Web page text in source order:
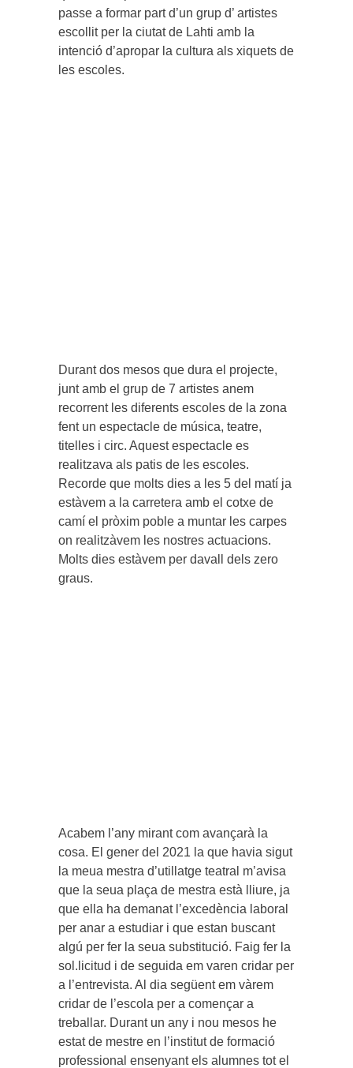
passe a formar part d’un grup d’ artistes
escollit per la ciutat de Lahti amb la
intenció d’apropar la cultura als xiquets de
les escoles.
Durant dos mesos que dura el projecte,
junt amb el grup de 7 artistes anem
recorrent les diferents escoles de la zona
fent un espectacle de música, teatre,
titelles i circ. Aquest espectacle es
realitzava als patis de les escoles.
Recorde que molts dies a les 5 del matí ja
estàvem a la carretera amb el cotxe de
camí el pròxim poble a muntar les carpes
on realitzàvem les nostres actuacions.
Molts dies estàvem per davall dels zero
graus.
Acabem l’any mirant com avançarà la
cosa. El gener del 2021 la que havia sigut
la meua mestra d’utillatge teatral m’avisa
que la seua plaça de mestra està lliure, ja
que ella ha demanat l’excedència laboral
per anar a estudiar i que estan buscant
algú per fer la seua substitució. Faig fer la
sol.licitud i de seguida em varen cridar per
a l’entrevista. Al dia següent em vàrem
cridar de l’escola per a començar a
treballar. Durant un any i nou mesos he
estat de mestre en l’institut de formació
professional ensenyant els alumnes tot el